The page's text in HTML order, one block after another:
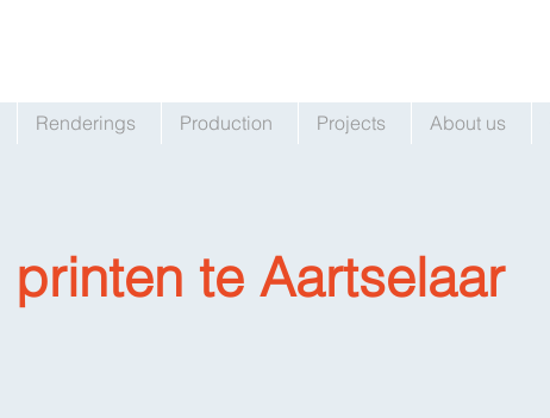
Renderings Production Projects About us
te Aartselaar